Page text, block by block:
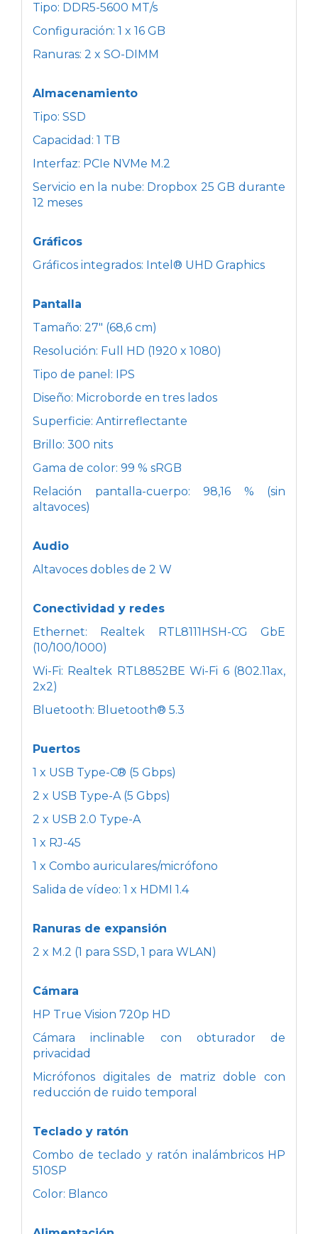
Tipo: DDR5-5600 MT/s
Configuración: 1 x 16 GB
Ranuras: 2 x SO-DIMM
Almacenamiento
Tipo: SSD
Capacidad: 1 TB
Interfaz: PCIe NVMe M.2
Servicio en la nube: Dropbox 25 GB durante
12 meses
Gráficos
Gráficos integrados: Intel® UHD Graphics
Pantalla
Tamaño: 27" (68,6 cm)
Resolución: Full HD (1920 x 1080)
Tipo de panel: IPS
Diseño: Microborde en tres lados
Superficie: Antirreflectante
Brillo: 300 nits
Gama de color: 99 % sRGB
Relación pantalla-cuerpo: 98,16 % (sin
altavoces)
Audio
Altavoces dobles de 2 W
Conectividad y redes
Ethernet: Realtek RTL8111HSH-CG GbE
(10/100/1000)
Wi-Fi: Realtek RTL8852BE Wi-Fi 6 (802.11ax,
2x2)
Bluetooth: Bluetooth® 5.3
Puertos
1 x USB Type-C® (5 Gbps)
2 x USB Type-A (5 Gbps)
2 x USB 2.0 Type-A
1 x RJ-45
1 x Combo auriculares/micrófono
Salida de vídeo: 1 x HDMI 1.4
Ranuras de expansión
2 x M.2 (1 para SSD, 1 para WLAN)
Cámara
HP True Vision 720p HD
Cámara inclinable con obturador de
privacidad
Micrófonos digitales de matriz doble con
reducción de ruido temporal
Teclado y ratón
Combo de teclado y ratón inalámbricos HP
510SP
Color: Blanco